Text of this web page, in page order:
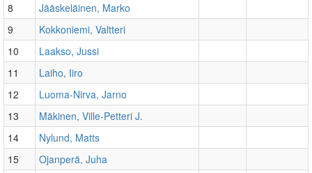
8
Jääskeläinen, Marko
9
Kokkoniemi, Valtteri
10
Laakso, Jussi
11
Laiho, Iiro
12
Luoma-Nirva, Jarno
13
Mäkinen, Ville-Petteri J.
14
Nylund, Matts
15
Ojanperä, Juha